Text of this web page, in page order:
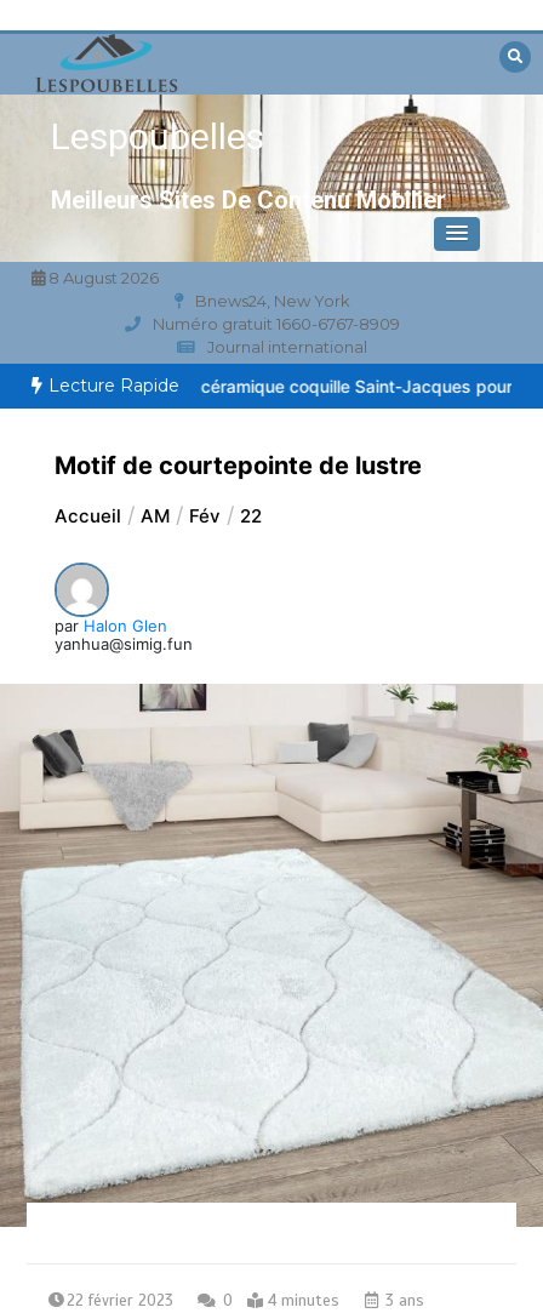
contenu
Lespoubelles
Meilleurs Sites De Contenu Mobilier
8 August 2026
Bnews24, New York
Numéro gratuit 1660-6767-8909
Journal international
Lecture Rapide
de table en céramique coquille Saint-Jacques pour chambre
Motif de courtepointe de lustre
Accueil AM Fév 22
par Halon Glen
yanhua@simig.fun
22 février 2023 0 4 minutes 3 ans